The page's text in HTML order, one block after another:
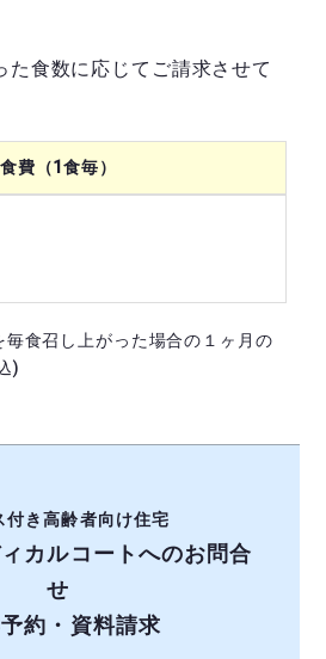
た食数に応じてご請求させて
食費（1食毎）
毎食召し上がった場合の１ヶ月の
)
付き高齢者向け住宅
カルコートへのお問合
せ
約・資料請求